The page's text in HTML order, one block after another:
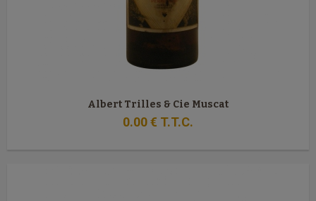
Albert Trilles & Cie Muscat
0.00€ T.T.C.